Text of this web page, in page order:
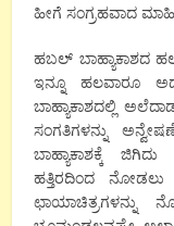
ಹೀಗೆ ಸಂಗ್ರಹವಾದ
ಹಬಲ್ ಬಾಹ್ಯಾಕಾಶದ
ಇನ್ನೂ
ಹಲವಾರೂ
ಬಾಹ್ಯಾಕಾಶದಲ್ಲಿ
ಸಂಗತಿಗಳನ್ನು
ಬಾಹ್ಯಾಕಾಶಕ್ಕೆ
ಜಿಗಿದು
ಹತ್ತಿರದಿಂದ
ನೋಡಲು
ಛಾಯಾಚಿತ್ರಗಳನ್ನು